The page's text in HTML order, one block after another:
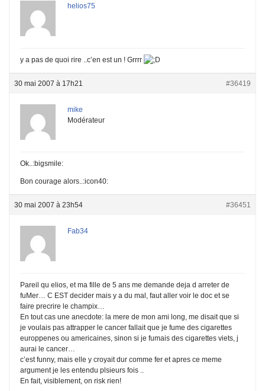
helios75
y a pas de quoi rire ..c’en est un ! Grrrr
30 mai 2007 à 17h21 #36419
mike
Modérateur
Ok..:bigsmile:
Bon courage alors..:icon40:
30 mai 2007 à 23h54 #36451
Fab34
Pareil qu elios, et ma fille de 5 ans me demande deja d arreter de
fuMer… C EST decider mais y a du mal, faut aller voir le doc et se
faire precrire le champix…
En tout cas une anecdote: la mere de mon ami long, me disait que si
je voulais pas attrapper le cancer fallait que je fume des cigarettes
europpenes ou americaines, sinon si je fumais des cigarettes viets, j
aurai le cancer…
c’est funny, mais elle y croyait dur comme fer et apres ce meme
argument je les entendu plsieurs fois ..
En fait, visiblement, on risk rien!